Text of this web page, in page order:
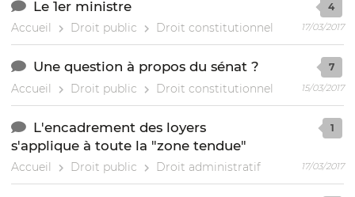
Le 1er ministre
Accueil Droit public Droit constitutionnel
4
17/03/2017
Une question à propos du sénat ?
Accueil Droit public Droit constitutionnel
7
15/03/2017
L'encadrement des loyers
s'applique à toute la "zone tendue"
Accueil Droit public Droit administratif
1
17/03/2017